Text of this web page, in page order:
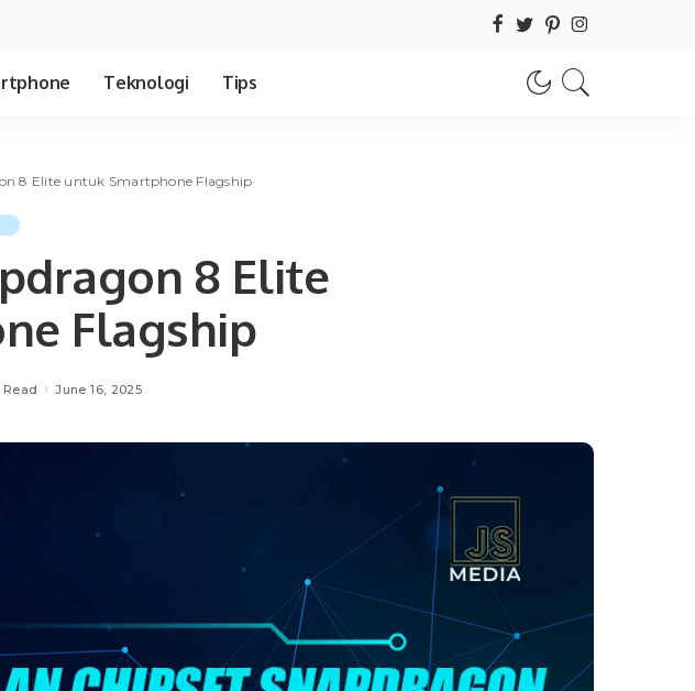
Teknologi Tips
8 Elite untuk Smartphone Flagship
8 Elite
Flagship
Read June 16, 2025